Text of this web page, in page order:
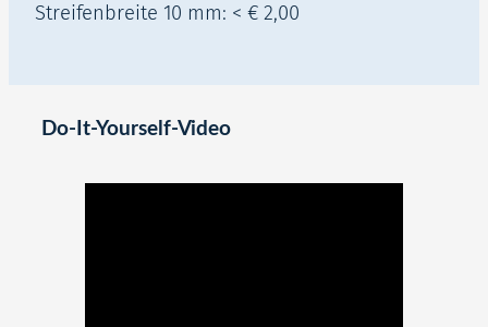
Streifenbreite 10 mm: < € 2,00
Do-It-Yourself-Video